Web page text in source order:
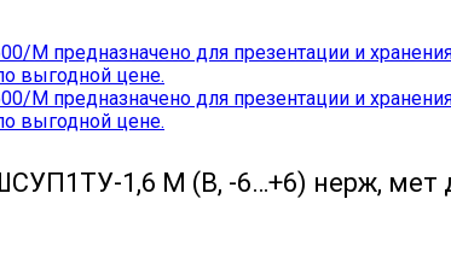
1,6 М (В, -6…+6) нерж, мет